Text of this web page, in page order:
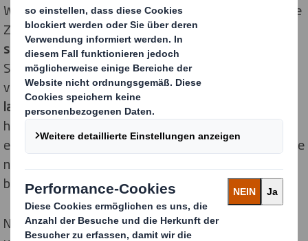
Wir investieren in Deine Ausbildung und behalten Deine
Zukunft im Blick:Einige unserer Praktikanten steigen
später erfolgreich bei uns ein.Wir bieten Dir - je nach
Studienordnung - gerne einPraktikum
von3 bis 6 Monaten an. Wenn Du Interesse an einer
langfristigen Werkstudententätigkeit
herzlich willkommen. Wir haben tolle Beispiele, von
ehemaligen Werkstudenten und Werkstudentinnen, die
nach dem Studium ihr Berufsleben bei DS Smith
begannen.
Natürlich bietet ein Praktikum Dir immer die Chance,